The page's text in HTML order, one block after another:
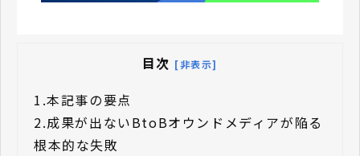
目次 [非表示]
1.本記事の要点
2.成果が出ないBtoBオウンドメディアが陥る
根本的な失敗